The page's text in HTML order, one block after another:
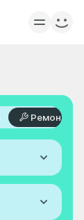
Ремонт